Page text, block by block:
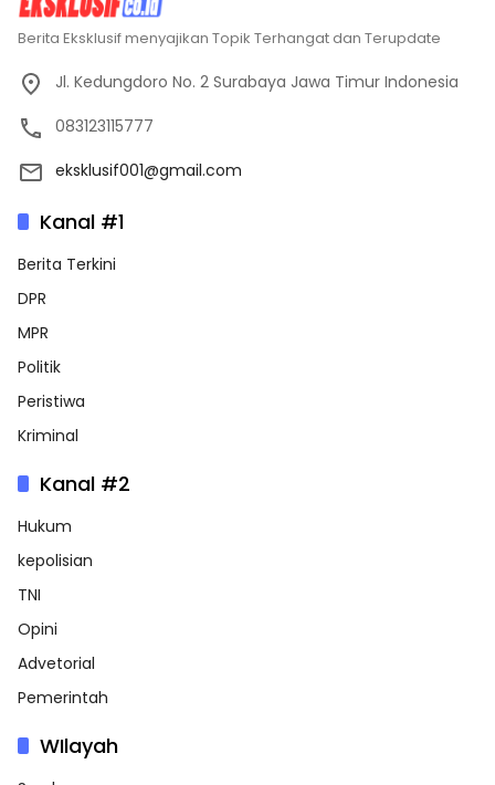
Berita Eksklusif menyajikan Topik Terhangat dan Terupdate
Jl. Kedungdoro No. 2 Surabaya Jawa Timur Indonesia
083123115777
eksklusif001@gmail.com
Kanal #1
Berita Terkini
DPR
MPR
Politik
Peristiwa
Kriminal
Kanal #2
Hukum
kepolisian
TNI
Opini
Advetorial
Pemerintah
WIlayah